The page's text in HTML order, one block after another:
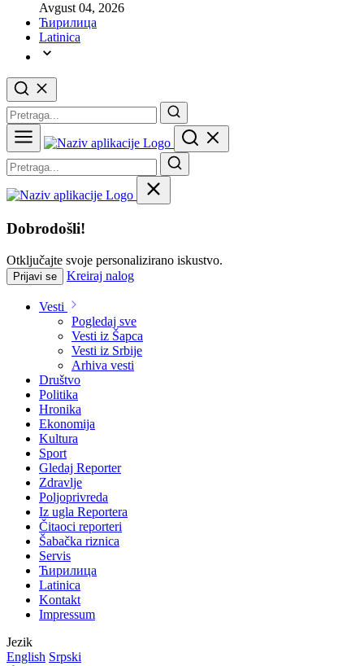
Avgust 04, 2026
Ћирилица
Latinica
Dobrodošli!
Otključajte svoje personalizirano iskustvo.
Prijavi se Kreiraj nalog
Vesti
Pogledaj sve
Vesti iz Šapca
Vesti iz Srbije
Arhiva vesti
Društvo
Politika
Hronika
Ekonomija
Kultura
Sport
Gledaj Reporter
Zdravlje
Poljoprivreda
Iz ugla Reportera
Čitaoci reporteri
Šabačka riznica
Servis
Ћирилица
Latinica
Kontakt
Impressum
Jezik
English Srpski